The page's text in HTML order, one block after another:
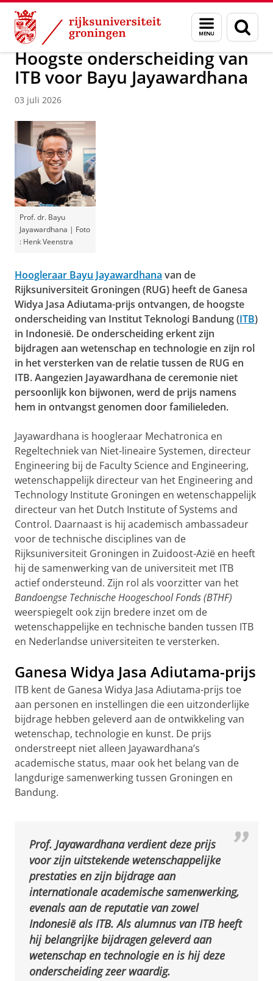
Skip
Content
Skip
Navigation
Menu
en
zoeken
Over ons Faculty of Science and Engineering Nieuws
Hoogste onderscheiding van
ITB voor Bayu Jayawardhana
03 juli 2026
Prof. dr. Bayu
Jayawardhana | Foto
: Henk Veenstra
Hoogleraar Bayu Jayawardhana van de
Rijksuniversiteit Groningen (RUG) heeft de Ganesa
Widya Jasa Adiutama-prijs ontvangen, de hoogste
onderscheiding van Institut Teknologi Bandung (ITB)
in Indonesië. De onderscheiding erkent zijn
bijdragen aan wetenschap en technologie en zijn rol
in het versterken van de relatie tussen de RUG en
ITB. Aangezien Jayawardhana de ceremonie niet
persoonlijk kon bijwonen, werd de prijs namens
hem in ontvangst genomen door familieleden.
Jayawardhana is hoogleraar Mechatronica en
Regeltechniek van Niet-lineaire Systemen, directeur
Engineering bij de Faculty Science and Engineering,
wetenschappelijk directeur van het Engineering and
Technology Institute Groningen en wetenschappelijk
directeur van het Dutch Institute of Systems and
Control. Daarnaast is hij academisch ambassadeur
voor de technische disciplines van de
Rijksuniversiteit Groningen in Zuidoost-Azië en heeft
hij de samenwerking van de universiteit met ITB
actief ondersteund. Zijn rol als voorzitter van het
Bandoengse Technische Hoogeschool Fonds (BTHF)
weerspiegelt ook zijn bredere inzet om de
wetenschappelijke en technische banden tussen ITB
en Nederlandse universiteiten te versterken.
Ganesa Widya Jasa Adiutama-prijs
ITB kent de Ganesa Widya Jasa Adiutama-prijs toe
aan personen en instellingen die een uitzonderlijke
bijdrage hebben geleverd aan de ontwikkeling van
wetenschap, technologie en kunst. De prijs
onderstreept niet alleen Jayawardhana’s
academische status, maar ook het belang van de
langdurige samenwerking tussen Groningen en
Bandung.
Prof. Jayawardhana verdient deze prijs
voor zijn uitstekende wetenschappelijke
prestaties en zijn bijdrage aan
internationale academische samenwerking,
evenals aan de reputatie van zowel
Indonesië als ITB. Als alumnus van ITB heeft
hij belangrijke bijdragen geleverd aan
wetenschap en technologie en is hij deze
onderscheiding zeer waardig.